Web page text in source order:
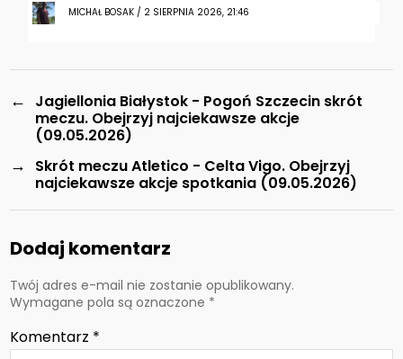
MICHAŁ BOSAK / 2 SIERPNIA 2026, 21:46
←
Jagiellonia Białystok - Pogoń Szczecin skrót
meczu. Obejrzyj najciekawsze akcje
(09.05.2026)
→
Skrót meczu Atletico - Celta Vigo. Obejrzyj
najciekawsze akcje spotkania (09.05.2026)
Dodaj komentarz
Twój adres e-mail nie zostanie opublikowany.
Wymagane pola są oznaczone *
Komentarz *